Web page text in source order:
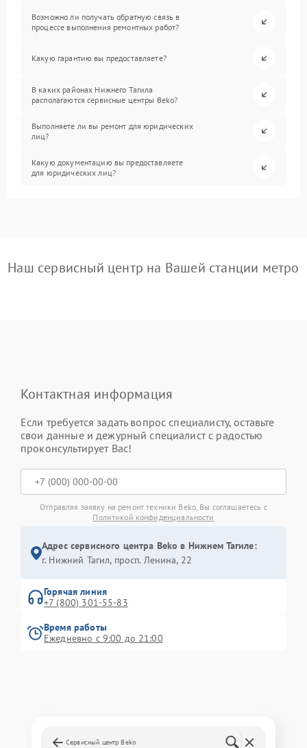
Возможно ли получать обратную связь в
процессе выполнения ремонтных работ?
Какую гарантию вы предоставляете?
В каких районах Нижнего Тагила
располагаются сервисные центры Beko?
Выполняете ли вы ремонт для юридических
лиц?
Какую документацию вы предоставляете
для юридических лиц?
Наш сервисный центр на Вашей станции метро
Контактная информация
Если требуется задать вопрос специалисту, оставьте
свои данные и дежурный специалист с радостью
проконсультирует Вас!
Отправляя заявку на ремонт техники Beko, Вы соглашаетесь с
Политикой конфиденциальности
Адрес сервисного центра Beko в Нижнем Тагиле:
г. Нижний Тагил, просп. Ленина, 22
Горячая линия
+7 (800) 301-55-83
Время работы
Ежедневно с 9:00 до 21:00
Сервисный центр Beko